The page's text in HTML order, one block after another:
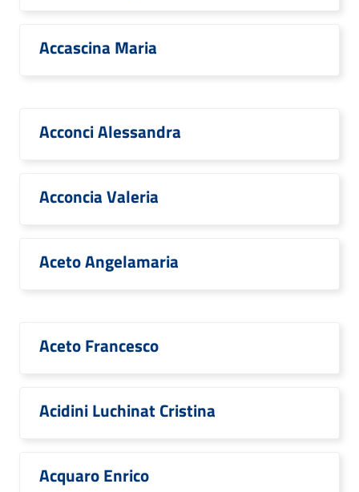
Accascina Maria
Acconci Alessandra
Acconcia Valeria
Aceto Angelamaria
Aceto Francesco
Acidini Luchinat Cristina
Acquaro Enrico